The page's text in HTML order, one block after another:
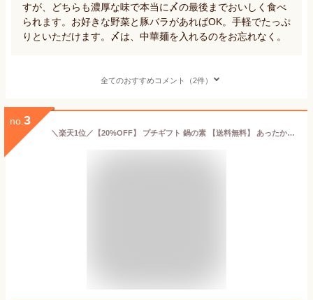
すが、どちらも濃厚な味で本当に〆の最後までおいしく食べ
られます。お好きな野菜と豚バラがあればOK。手軽でたっぷ
りといただけます。〆は、中華麺を入れるのをお忘れなく。
全てのおすすめコメント（2件）
no. 3
＼楽天1位／【20%OFF】 プチギフト 鍋の素 【送料無料】 あったか鍋の素 寄せ鍋しょうゆ味750g【18個単位】 鍋の素 プチギフト 激安 鍋の素 400円 人気 300円台 敬老会 プレゼント イベント 国産 セール sale